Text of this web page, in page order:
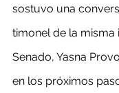
sostuvo una
timonel de la misma
Senado, Yasna
en los próximos